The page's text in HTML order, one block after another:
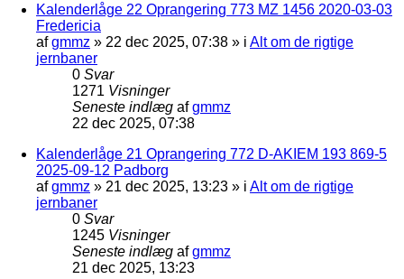
Kalenderlåge 22 Oprangering 773 MZ 1456 2020-03-03
Fredericia
afgmmz » 22 dec 2025, 07:38 » i Alt om de rigtige
jernbaner
0 Svar
1271 Visninger
Seneste indlæg afgmmz
22 dec 2025, 07:38
Kalenderlåge 21 Oprangering 772 D-AKIEM 193 869-5
2025-09-12 Padborg
afgmmz » 21 dec 2025, 13:23 » i Alt om de rigtige
jernbaner
0 Svar
1245 Visninger
Seneste indlæg afgmmz
21 dec 2025, 13:23